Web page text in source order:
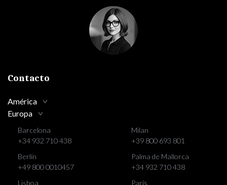
Contacto
América
Europa
Barcelona
+34 932 710 438
Berlín
+49 800 0010457
Lisboa
Milan
+39 800 693 801
Palma de Mallorca
+34 932 710 438
París